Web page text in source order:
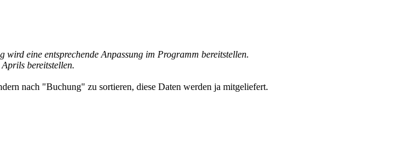
eine entsprechende Anpassung im Programm bereitstellen.
bereitstellen.
nach "Buchung" zu sortieren, diese Daten werden ja mitgeliefert.